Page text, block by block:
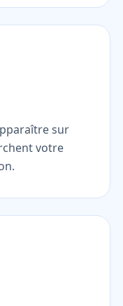
sur
votre